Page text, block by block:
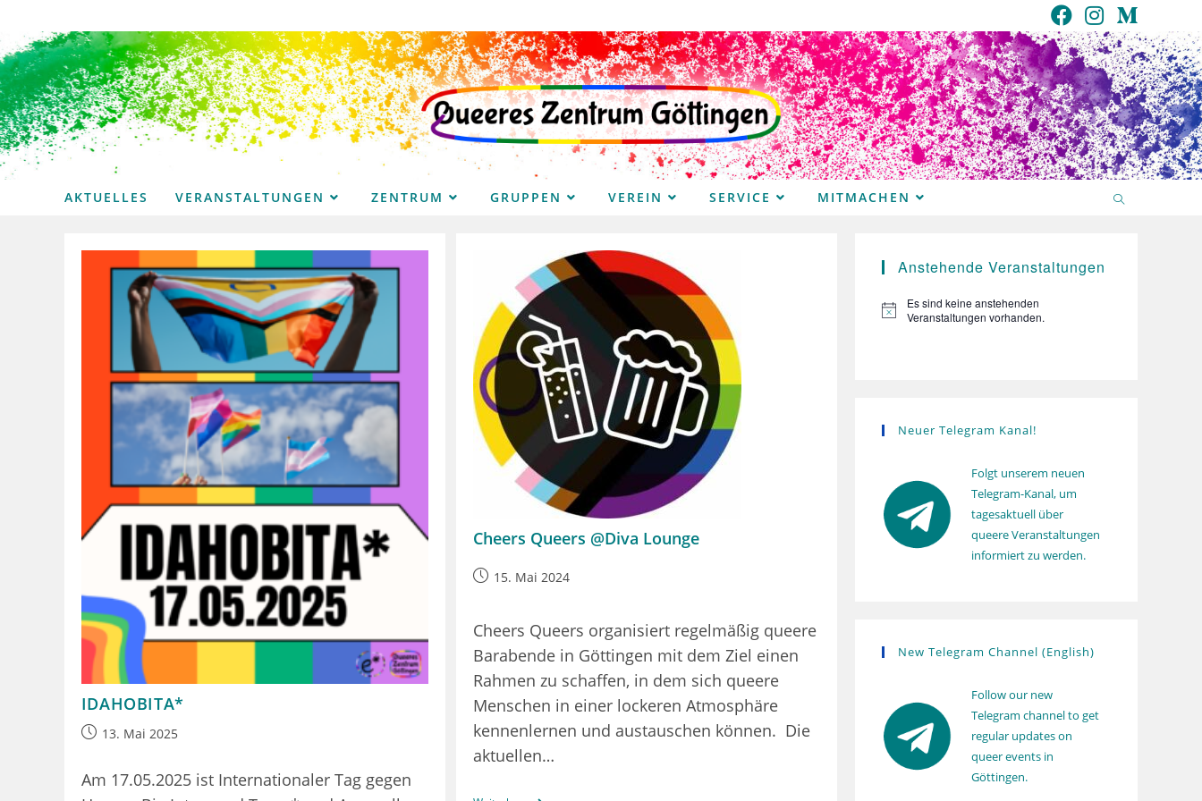
Inhalt
springen
AKTUELLES VERANSTALTUNGEN ZENTRUM GRUPPEN VEREIN SERVICE MITMACHEN
IDAHOBITA*
Beitrag13. Mai 2025
Am 17.05.2025 ist Internationaler Tag gegen
Cheers Queers @Diva Lounge
Beitrag15. Mai 2024
Cheers Queers organisiert regelmäßig queere
Barabende in Göttingen mit dem Ziel einen
Rahmen zu schaffen, in dem sich queere
Menschen in einer lockeren Atmosphäre
kennenlernen und austauschen können. Die
aktuellen…
Anstehende Veranstaltungen
H
Es sind keine anstehenden
Veranstaltungen vorhanden.
Neuer Telegram Kanal!
Folgt unserem neuen
Telegram-Kanal, um
tagesaktuell über
queere Veranstaltungen
informiert zu werden.
New Telegram Channel (English)
Follow our new
Telegram channel to get
regular updates on
queer events in
Göttingen.